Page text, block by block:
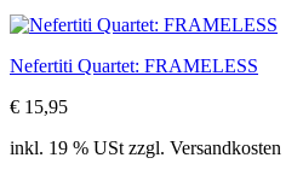
Nefertiti Quartet: FRAMELESS
€ 15,95
inkl. 19 % USt zzgl. Versandkosten